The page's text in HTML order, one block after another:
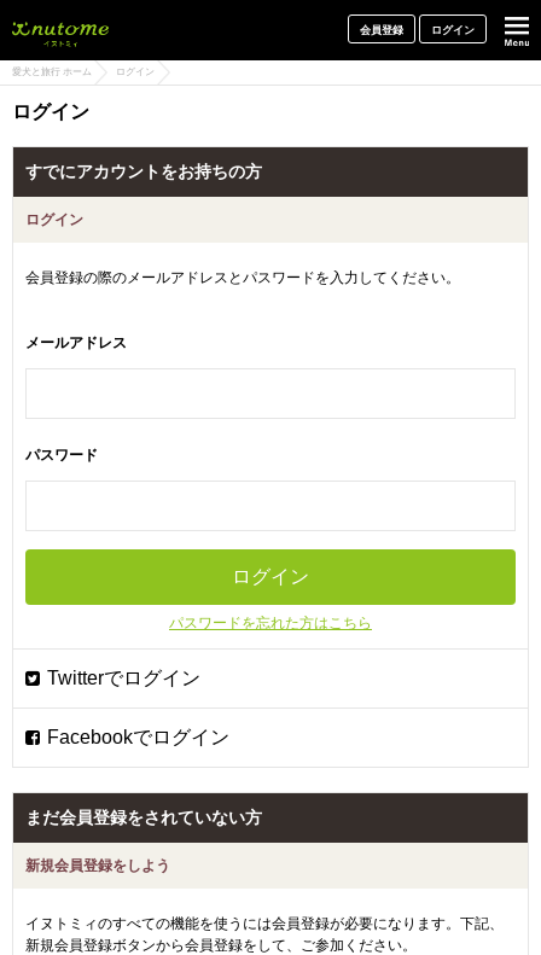
会員登録 ログイン
愛犬と旅行 ホーム ログイン
ログイン
すでにアカウントをお持ちの方
ログイン
会員登録の際のメールアドレスとパスワードを入力してください。
メールアドレス
パスワード
パスワードを忘れた方はこちら
まだ会員登録をされていない方
新規会員登録をしよう
イヌトミィのすべての機能を使うには会員登録が必要になります。下記、
新規会員登録ボタンから会員登録をして、ご参加ください。